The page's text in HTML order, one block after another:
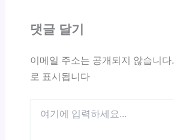
댓글 달기
이메일 주소는 공개되지 않습니다.
로 표시됩니다